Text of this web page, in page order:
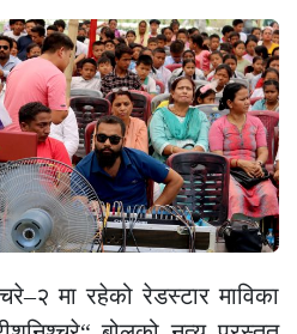
मा रहेको रेडस्टार माविका